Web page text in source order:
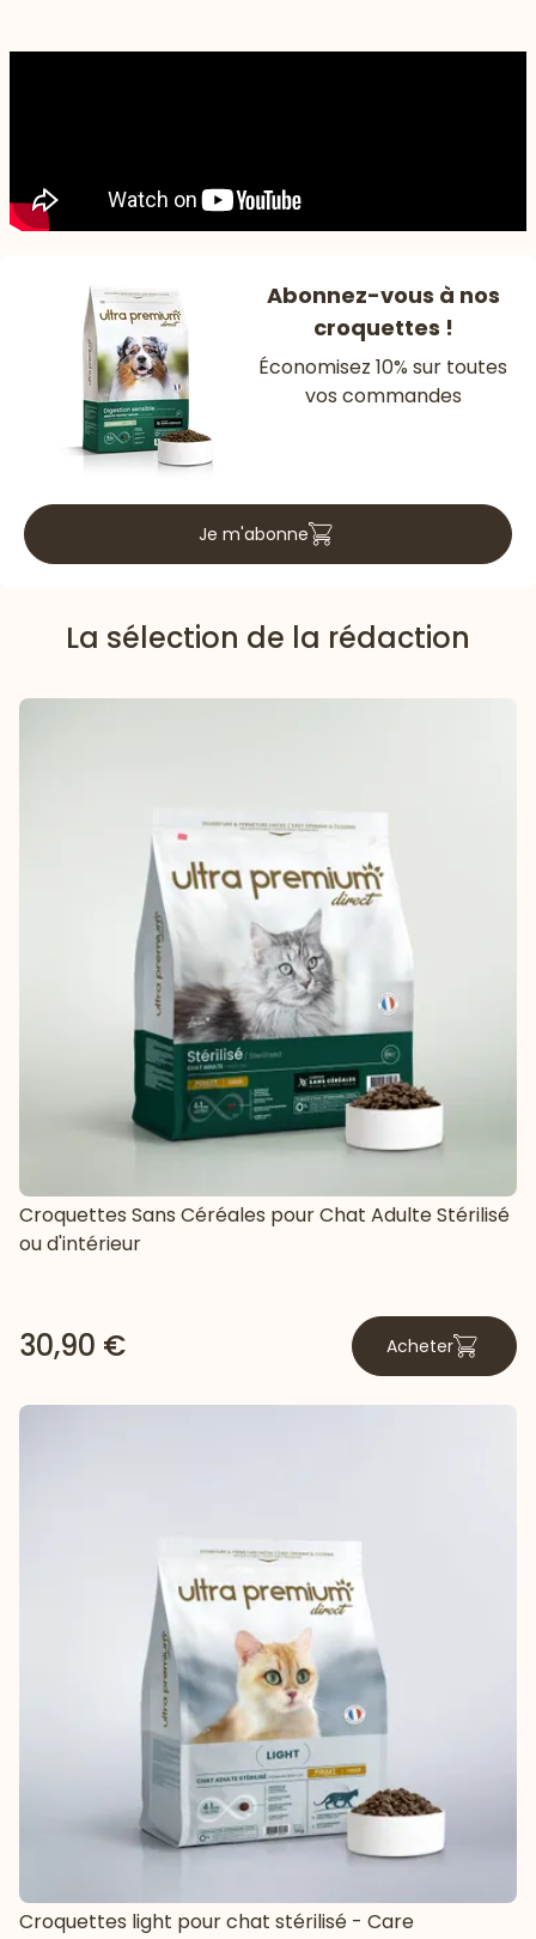
Abonnez-vous à nos
croquettes !
Économisez 10% sur toutes
vos commandes
Je m'abonne
La sélection de la rédaction
Croquettes Sans Céréales pour Chat Adulte Stérilisé
ou d'intérieur
30,90 € Acheter
Croquettes light pour chat stérilisé - Care